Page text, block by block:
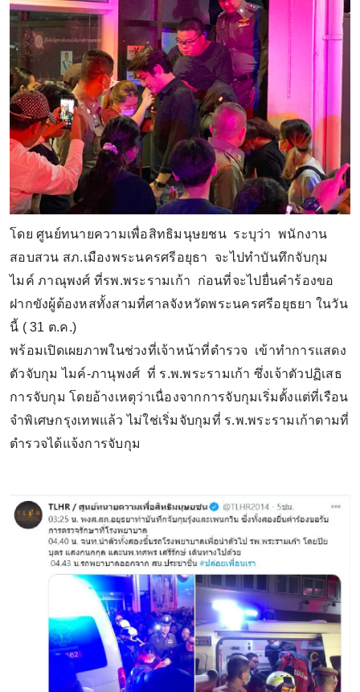
โดย ศูนย์ทนายความเพื่อสิทธิมนุษยชน ระบุว่า พนักงาน
สอบสวน สภ.เมืองพระนครศรีอยุธา จะไปทำบันทึกจับกุม
ไมค์ ภาณุพงศ์ ที่รพ.พระรามเก้า ก่อนที่จะไปยื่นคำร้องขอ
ฝากขังผู้ต้องหสทั้งสามที่ศาลจังหวัดพระนครศรีอยุธยา ในวัน
นี้ ( 31 ต.ค.)
พร้อมเปิดเผยภาพในช่วงที่เจ้าหน้าที่ตำรวจ เข้าทำการแสดง
ตัวจับกุม ไมค์-ภานุพงศ์ ที่ ร.พ.พระรามเก้า ซึ่งเจ้าตัวปฏิเสธ
การจับกุม โดยอ้างเหตุว่าเนื่องจากการจับกุมเริ่มตั้งแต่ที่เรือน
จำพิเศษกรุงเทพแล้ว ไม่ใช่เริ่มจับกุมที่ ร.พ.พระรามเก้าตามที่
ตำรวจได้แจ้งการจับกุม